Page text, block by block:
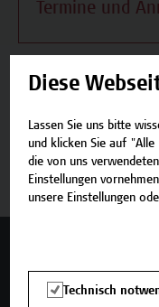
Termine und
Beschreibung
Termine und
Diese
Lassen Sie uns bitte
und klicken Sie auf
die von uns
Einstellungen
unsere Einstellungen
Technisch